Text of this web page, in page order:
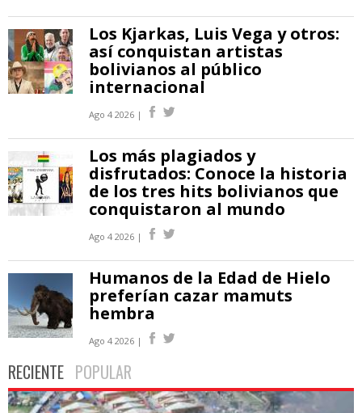
Los Kjarkas, Luis Vega y otros:
así conquistan artistas
bolivianos al público
internacional
Ago 4 2026 |
Los más plagiados y
disfrutados: Conoce la historia
de los tres hits bolivianos que
conquistaron al mundo
Ago 4 2026 |
Humanos de la Edad de Hielo
preferían cazar mamuts
hembra
Ago 4 2026 |
RECIENTE POPULAR